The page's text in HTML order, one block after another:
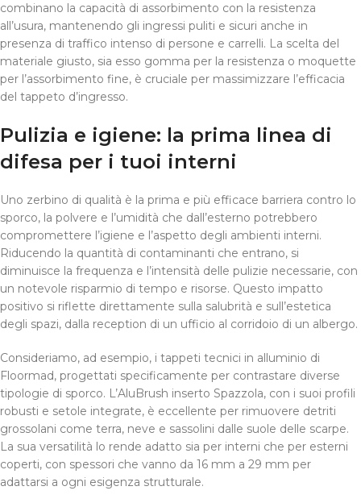
combinano la capacità di assorbimento con la resistenza
all’usura, mantenendo gli ingressi puliti e sicuri anche in
presenza di traffico intenso di persone e carrelli. La scelta del
materiale giusto, sia esso gomma per la resistenza o moquette
per l’assorbimento fine, è cruciale per massimizzare l’efficacia
del tappeto d’ingresso.
Pulizia e igiene: la prima linea di
difesa per i tuoi interni
Uno zerbino di qualità è la prima e più efficace barriera contro lo
sporco, la polvere e l’umidità che dall’esterno potrebbero
compromettere l’igiene e l’aspetto degli ambienti interni.
Riducendo la quantità di contaminanti che entrano, si
diminuisce la frequenza e l’intensità delle pulizie necessarie, con
un notevole risparmio di tempo e risorse. Questo impatto
positivo si riflette direttamente sulla salubrità e sull’estetica
degli spazi, dalla reception di un ufficio al corridoio di un albergo.
Consideriamo, ad esempio, i tappeti tecnici in alluminio di
Floormad, progettati specificamente per contrastare diverse
tipologie di sporco. L’AluBrush inserto Spazzola, con i suoi profili
robusti e setole integrate, è eccellente per rimuovere detriti
grossolani come terra, neve e sassolini dalle suole delle scarpe.
La sua versatilità lo rende adatto sia per interni che per esterni
coperti, con spessori che vanno da 16 mm a 29 mm per
adattarsi a ogni esigenza strutturale.